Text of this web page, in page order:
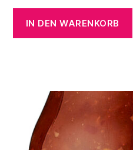
IN DEN WARENKORB